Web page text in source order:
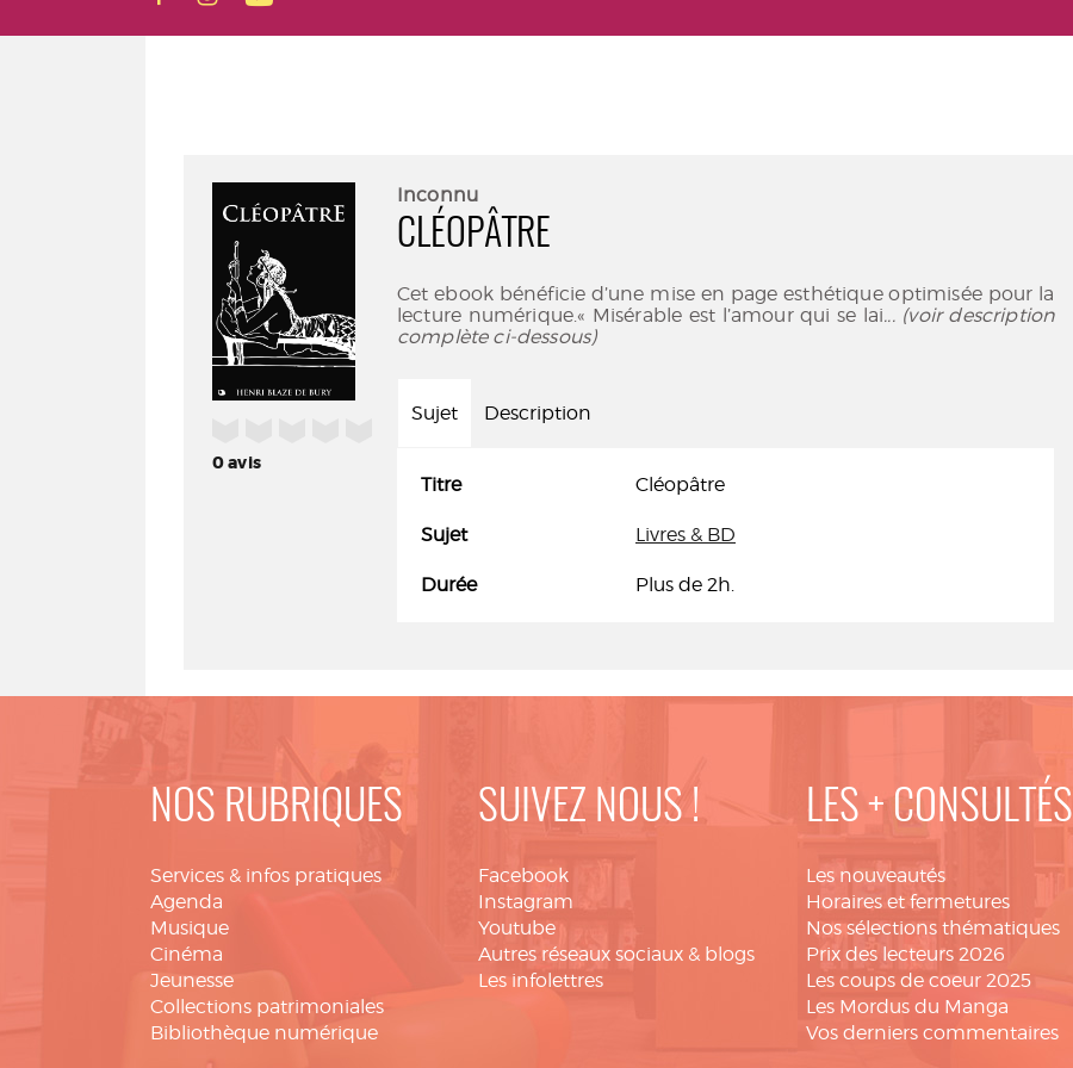
0avis
Inconnu
CLÉOPÂTRE
Cet ebook bénéficie d’une mise en page esthétique optimisée pour la
lecture numérique.« Misérable est l’amour qui se lai... (voir description
complète ci-dessous)
Sujet Description
Titre Cléopâtre
Sujet Livres & BD
Durée Plus de 2h.
NOS RUBRIQUES
Services & infos pratiques
Agenda
Musique
Cinéma
Jeunesse
Collections patrimoniales
Bibliothèque numérique
SUIVEZ NOUS !
Facebook
Instagram
Youtube
Autres réseaux sociaux & blogs
Les infolettres
LES + CONSULTÉS
Les nouveautés
Horaires et fermetures
Nos sélections thématiques
Prix des lecteurs 2026
Les coups de coeur 2025
Les Mordus du Manga
Vos derniers commentaires